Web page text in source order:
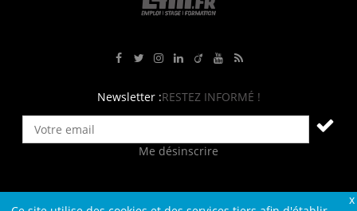
Newsletter :RESTEZ INFORMÉ !
Me désinscrire